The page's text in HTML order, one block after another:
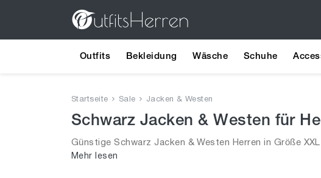
Outfits Bekleidung Wäsche Schuhe
Startseite Sale Jacken & Westen
Schwarz Jacken & Westen für
Günstige Schwarz Jacken & Westen Herren in Größe
in Sale!
Mehr lesen